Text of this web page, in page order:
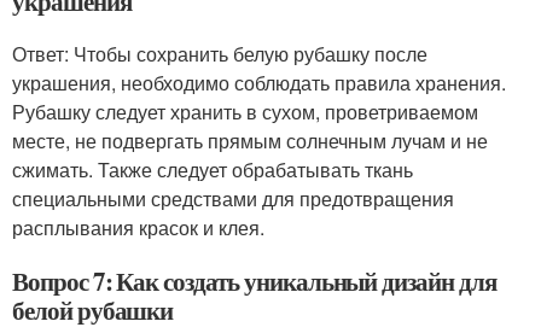
Ответ: Чтобы сохранить белую рубашку после
украшения, необходимо соблюдать правила хранения.
Рубашку следует хранить в сухом, проветриваемом
месте, не подвергать прямым солнечным лучам и не
сжимать. Также следует обрабатывать ткань
специальными средствами для предотвращения
расплывания красок и клея.
Вопрос 7: Как создать уникальный дизайн для
белой рубашки